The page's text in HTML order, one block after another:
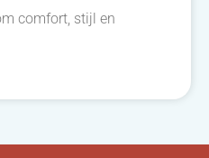
comfort, stijl en